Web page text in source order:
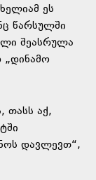
ეს
წარსულში
შეასრულა
თასს აქ,
დავლევთ“,